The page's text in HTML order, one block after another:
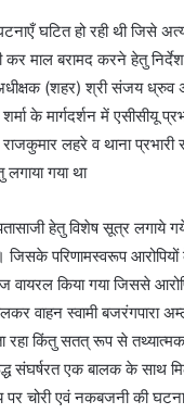
घटित हो रही थी जिसे
कर माल बरामद करने हेतु
(शहर) श्री संजय ध्रुव
के मार्गदर्शन में एसीसीयू
लहरे व थाना प्रभारी
गया था
पतासाजी हेतु विशेष सूत्र
परिणामस्वरूप
किया गया जिससे
वाहन स्वामी बजरंगपारा
रहा किंतु सतत् रूप से
संघर्षरत एक बालक के साथ
चोरी एवं नकबजनी की